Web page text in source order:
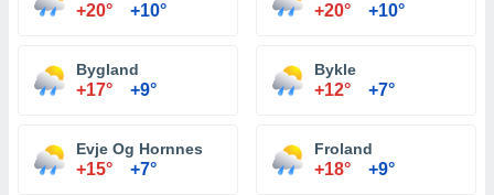
+20° +10° +20° +10°
Bygland
+17° +9°
Bykle
+12° +7°
Evje Og Hornnes
+15° +7°
Froland
+18° +9°